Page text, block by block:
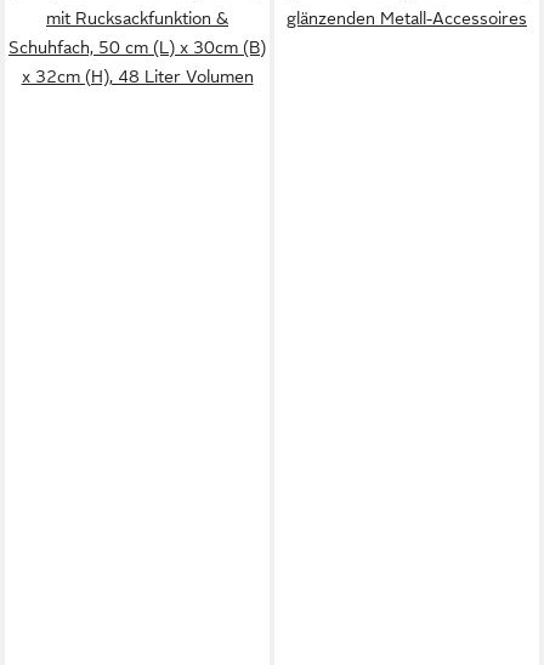
mit Rucksackfunktion &
Schuhfach, 50 cm (L) x 30cm (B)
x 32cm (H), 48 Liter Volumen
glänzenden Metall-Accessoires